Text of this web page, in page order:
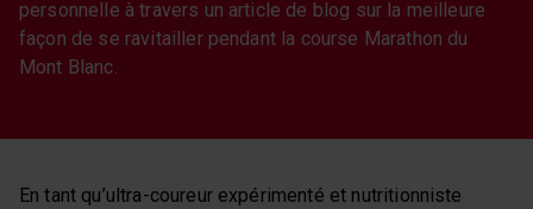
personnelle à travers un article de blog sur la meilleure
façon de se ravitailler pendant la course Marathon du
Mont Blanc.
En tant qu’ultra-coureur expérimenté et nutritionniste